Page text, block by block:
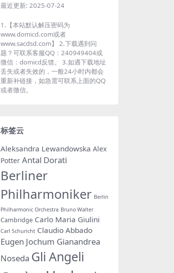
最近更新: 2025-07-24
1.【本站默认解压密码为
www.domicd.com或者
www.sacdsd.com】 2.下载遇到问
题？可联系客服QQ：240949404或
微信：domicd反馈。 3.如遇下载地址
丢失或者失效的，一般24小时内都会
重新补链接，如急需可联系上面的QQ
或者微信。
标签云
Aleksandra Lewandowska Alex
Potter Antal Dorati
Berliner
Philharmoniker Berlin
Philharmonic Orchestra Bruno Walter
Cambridge Carlo Maria Giulini
Carl Schuricht Claudio Abbado
Eugen Jochum Gianandrea
Noseda Gli Angeli